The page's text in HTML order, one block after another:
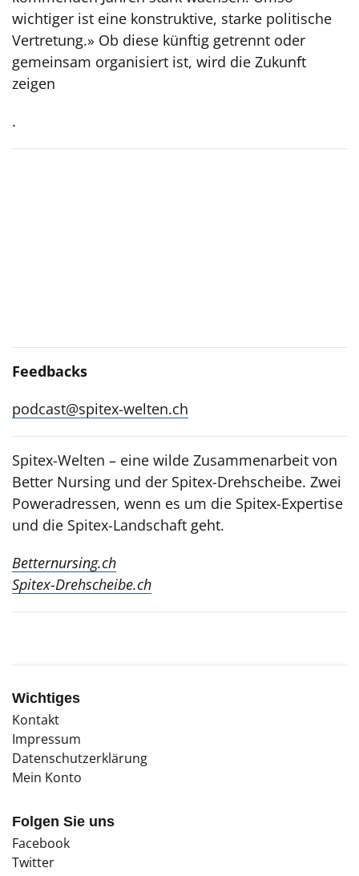
wichtiger ist eine konstruktive, starke politische
Vertretung.» Ob diese künftig getrennt oder
gemeinsam organisiert ist, wird die Zukunft
zeigen
.
Feedbacks
podcast@spitex-welten.ch
Spitex-Welten – eine wilde Zusammenarbeit von
Better Nursing und der Spitex-Drehscheibe. Zwei
Poweradressen, wenn es um die Spitex-Expertise
und die Spitex-Landschaft geht.
Betternursing.ch
Spitex-Drehscheibe.ch
Wichtiges
Kontakt
Impressum
Datenschutzerklärung
Mein Konto
Folgen Sie uns
Facebook
Twitter